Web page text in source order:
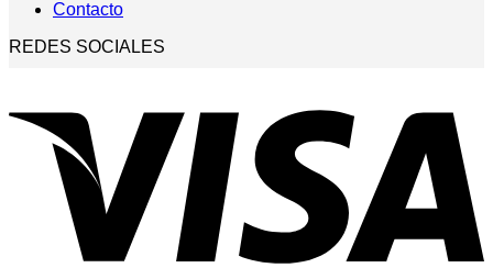
Contacto
REDES SOCIALES